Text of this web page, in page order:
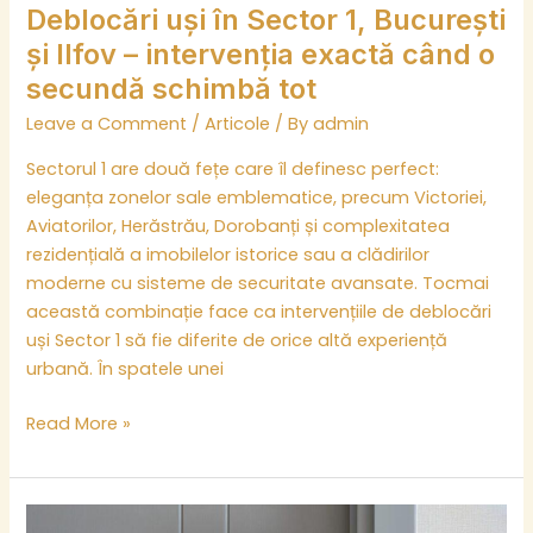
Deblocări uși în Sector 1, București
și Ilfov – intervenția exactă când o
secundă schimbă tot
Leave a Comment /Articole / Byadmin
Sectorul 1 are două fețe care îl definesc perfect:
eleganța zonelor sale emblematice, precum Victoriei,
Aviatorilor, Herăstrău, Dorobanți și complexitatea
rezidențială a imobilelor istorice sau a clădirilor
moderne cu sisteme de securitate avansate. Tocmai
această combinație face ca intervențiile de deblocări
uși Sector 1 să fie diferite de orice altă experiență
urbană. În spatele unei
o
secundă
schimbă
tot
Read More »